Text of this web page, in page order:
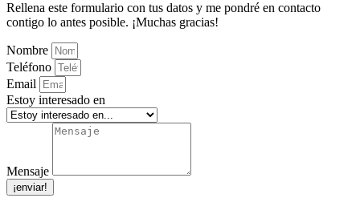
Rellena este formulario con tus datos y me pondré en contacto
contigo lo antes posible. ¡Muchas gracias!
Nombre
Teléfono
Email
Estoy interesado en
Mensaje
¡enviar!